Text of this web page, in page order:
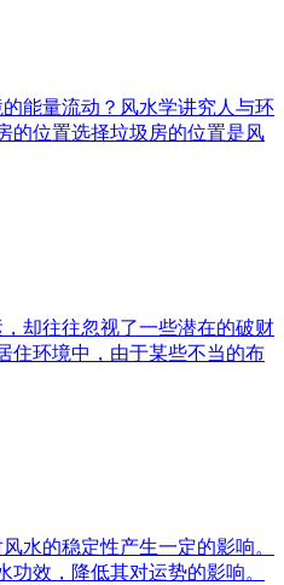
能量流动？风水学讲究人与环
的位置选择垃圾房的位置是风
却往往忽视了一些潜在的破财
住环境中，由于某些不当的布
水的稳定性产生一定的影响。
效，降低其对运势的影响。